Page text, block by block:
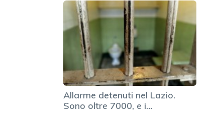
Allarme detenuti nel Lazio.
Sono oltre 7000, e i…